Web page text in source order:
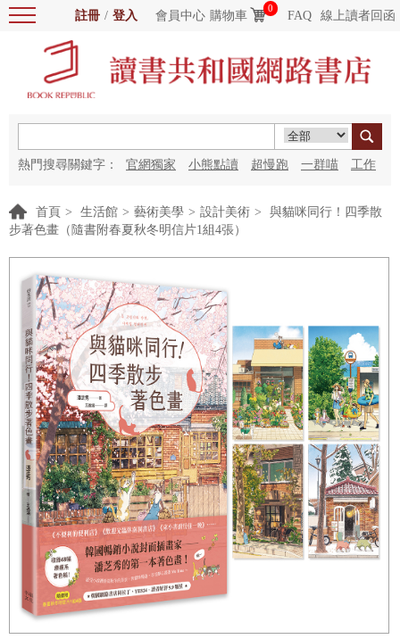
註冊 / 登入 會員中心 購物車
0
FAQ 線上讀者回函
熱門搜尋關鍵字： 官網獨家 小熊點讀 超慢跑 一群喵 工作
首頁 > 生活館 > 藝術美學 > 設計美術 >
與貓咪同行！四季散
步著色畫（隨書附春夏秋冬明信片1組4張）